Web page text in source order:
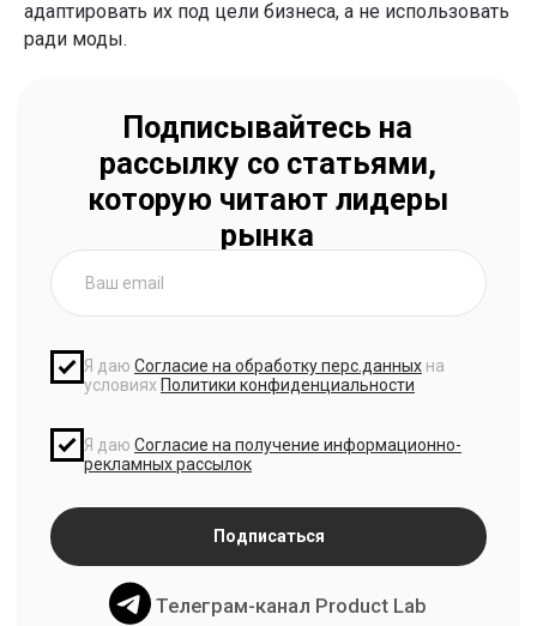
адаптировать их под цели бизнеса, а не использовать
ради моды.
Научитесь применять AI в ежедневной работе:
от генерации контента и анализа данных
Курс «Нейросети для работы